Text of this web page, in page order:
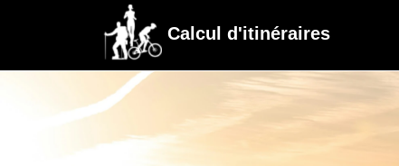
Calcul d'itinéraires